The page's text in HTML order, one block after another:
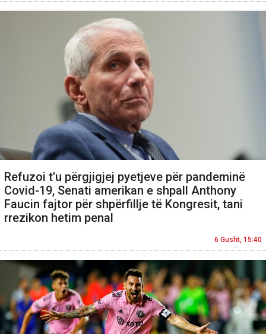
Refuzoi t'u përgjigjej pyetjeve për pandeminë
Covid-19, Senati amerikan e shpall Anthony
Faucin fajtor për shpërfillje të Kongresit, tani
rrezikon hetim penal
6 Gusht, 15:40